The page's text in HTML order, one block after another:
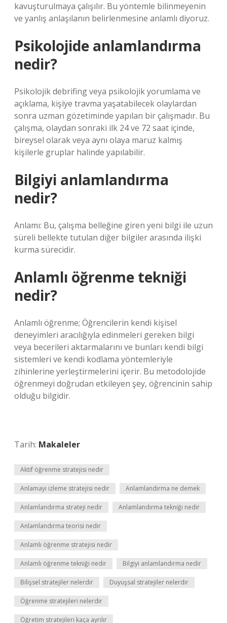
kavuşturulmaya çalışılır. Bu yöntemle bilinmeyenin
ve yanlış anlaşılanın belirlenmesine anlamlı diyoruz.
Psikolojide anlamlandırma
nedir?
Psikolojik debrifing veya psikolojik yorumlama ve
açıklama, kişiye travma yaşatabilecek olaylardan
sonra uzman gözetiminde yapılan bir çalışmadır. Bu
çalışma, olaydan sonraki ilk 24 ve 72 saat içinde,
bireysel olarak veya aynı olaya maruz kalmış
kişilerle gruplar halinde yapılabilir.
Bilgiyi anlamlandırma
nedir?
Anlamı: Bu, çalışma belleğine giren yeni bilgi ile uzun
süreli bellekte tutulan diğer bilgiler arasında ilişki
kurma sürecidir.
Anlamlı öğrenme tekniği
nedir?
Anlamlı öğrenme; Öğrencilerin kendi kişisel
deneyimleri aracılığıyla edinmeleri gereken bilgi
veya becerileri aktarmalarını ve bunları kendi bilgi
sistemleri ve kendi kodlama yöntemleriyle
zihinlerine yerleştirmelerini içerir. Bu metodolojide
öğrenmeyi doğrudan etkileyen şey, öğrencinin sahip
olduğu bilgidir.
Tarih: Makaleler
Aktif öğrenme stratejisi nedir
Anlamayı izleme stratejisi nedir Anlamlandırma ne demek
Anlamlandırma strateji nedir Anlamlandırma tekniği nedir
Anlamlandırma teorisi nedir
Anlamlı öğrenme stratejisi nedir
Anlamlı öğrenme tekniği nedir Bilgiyi anlamlandırma nedir
Bilişsel stratejiler nelerdir Duyuşsal stratejiler nelerdir
Öğrenme stratejileri nelerdir
Öğretim stratejileri kaça ayrılır